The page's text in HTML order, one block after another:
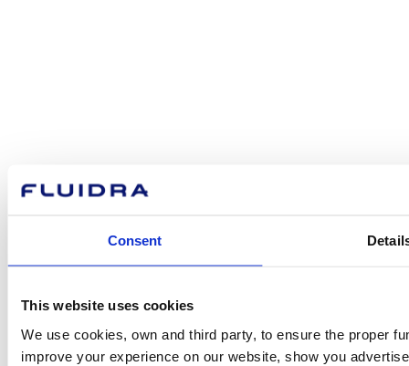
Consent
This website uses cookies
We use cookies, own and third party, to ensure the proper
improve your experience on our website, show you
Trobi Fluidra
al seu país